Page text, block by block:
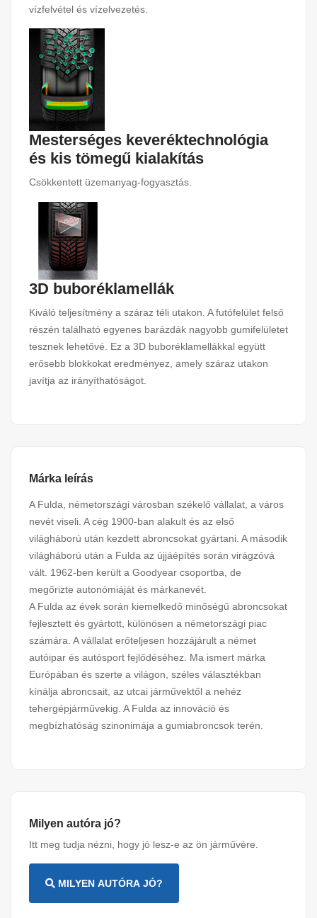
vízfelvétel és vízelvezetés.
Mesterséges keveréktechnológia
és kis tömegű kialakítás
Csökkentett üzemanyag-fogyasztás.
3D buboréklamellák
Kiváló teljesítmény a száraz téli utakon. A futófelület felső
részén található egyenes barázdák nagyobb gumifelületet
tesznek lehetővé. Ez a 3D buboréklamellákkal együtt
erősebb blokkokat eredményez, amely száraz utakon
javítja az irányíthatóságot.
Márka leírás
A Fulda, németországi városban székelő vállalat, a város
nevét viseli. A cég 1900-ban alakult és az első
világháború után kezdett abroncsokat gyártani. A második
világháború után a Fulda az újjáépítés során virágzóvá
vált. 1962-ben került a Goodyear csoportba, de
megőrizte autonómiáját és márkanevét.
A Fulda az évek során kiemelkedő minőségű abroncsokat
fejlesztett és gyártott, különösen a németországi piac
számára. A vállalat erőteljesen hozzájárult a német
autóipar és autósport fejlődéséhez. Ma ismert márka
Európában és szerte a világon, széles választékban
kínálja abroncsait, az utcai járművektől a nehéz
tehergépjárművekig. A Fulda az innováció és
megbízhatóság szinonimája a gumiabroncsok terén.
Milyen autóra jó?
Itt meg tudja nézni, hogy jó lesz-e az ön járművére.
MILYEN AUTÓRA JÓ?